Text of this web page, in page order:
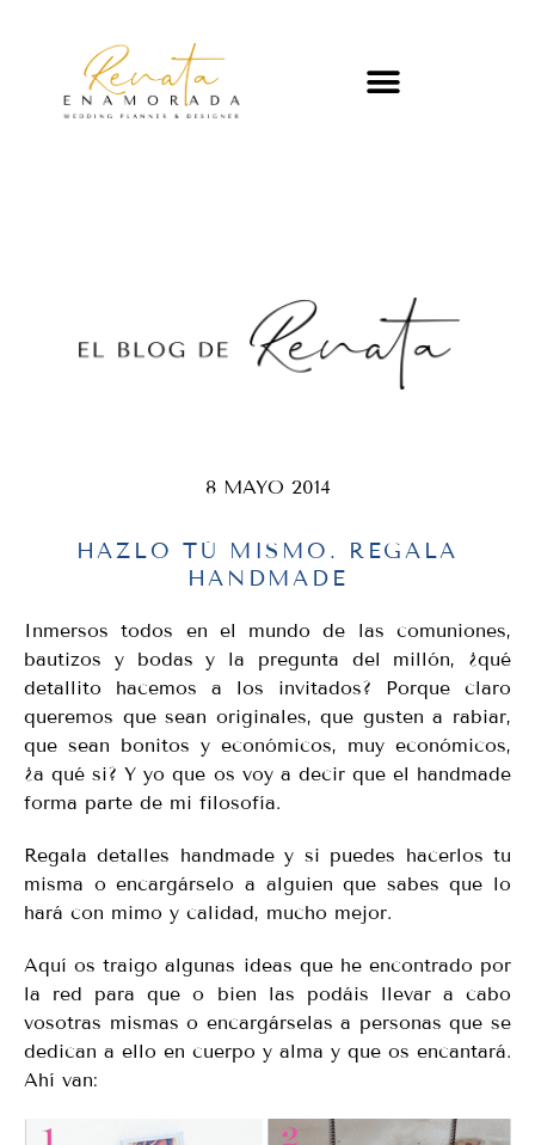
8 MAYO 2014
HAZLO TÚ MISMO. REGALA
HANDMADE
Inmersos todos en el mundo de las comuniones,
bautizos y bodas y la pregunta del millón, ¿qué
detallito hacemos a los invitados? Porque claro
queremos que sean originales, que gusten a rabiar,
que sean bonitos y económicos, muy económicos,
¿a qué si? Y yo que os voy a decir que el handmade
forma parte de mi filosofía.
Regala detalles handmade y si puedes hacerlos tu
misma o encargárselo a alguien que sabes que lo
hará con mimo y calidad, mucho mejor.
Aquí os traigo algunas ideas que he encontrado por
la red para que o bien las podáis llevar a cabo
vosotras mismas o encargárselas a personas que se
dedican a ello en cuerpo y alma y que os encantará.
Ahí van: